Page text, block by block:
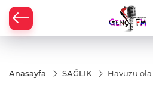
Anasayfa SAĞLIK
Havuzu olan